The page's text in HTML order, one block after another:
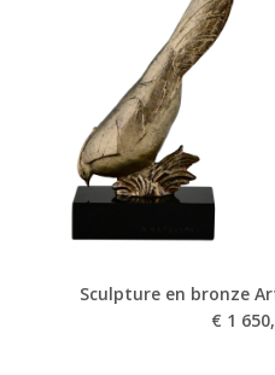
Sculpture en bronze
€ 1